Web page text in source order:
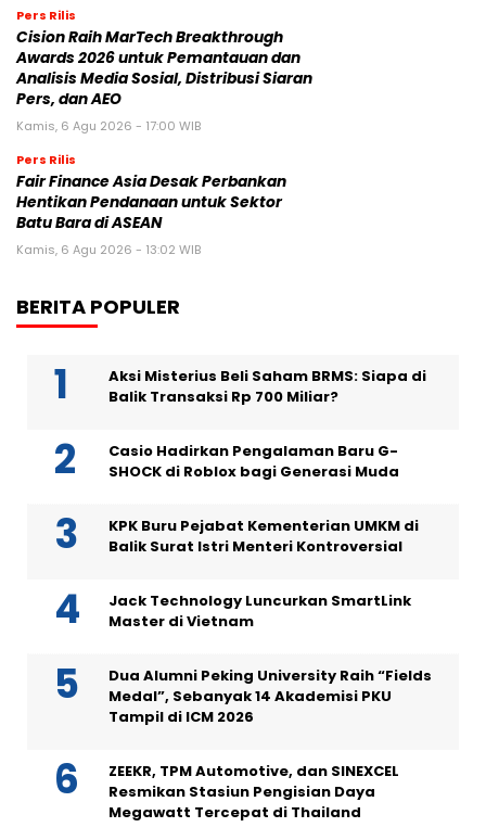
Pers Rilis
Cision Raih MarTech Breakthrough
Awards 2026 untuk Pemantauan dan
Analisis Media Sosial, Distribusi Siaran
Pers, dan AEO
Kamis, 6 Agu 2026 - 17:00 WIB
Pers Rilis
Fair Finance Asia Desak Perbankan
Hentikan Pendanaan untuk Sektor
Batu Bara di ASEAN
Kamis, 6 Agu 2026 - 13:02 WIB
BERITA POPULER
Aksi Misterius Beli Saham BRMS: Siapa di
Balik Transaksi Rp 700 Miliar?
Casio Hadirkan Pengalaman Baru G-
SHOCK di Roblox bagi Generasi Muda
KPK Buru Pejabat Kementerian UMKM di
Balik Surat Istri Menteri Kontroversial
Jack Technology Luncurkan SmartLink
Master di Vietnam
Dua Alumni Peking University Raih “Fields
Medal”, Sebanyak 14 Akademisi PKU
Tampil di ICM 2026
ZEEKR, TPM Automotive, dan SINEXCEL
Resmikan Stasiun Pengisian Daya
Megawatt Tercepat di Thailand